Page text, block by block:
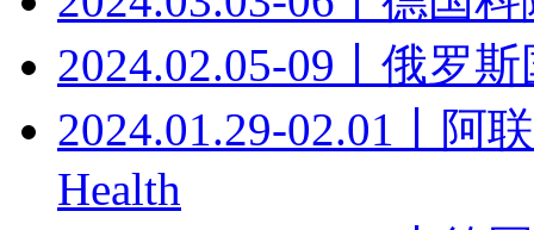
2024.02.05-09丨俄罗
2024.01.29-02.01丨阿
Health